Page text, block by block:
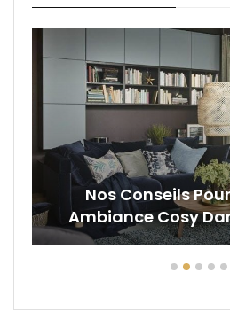
Nos Conseils
Ambiance Cosy